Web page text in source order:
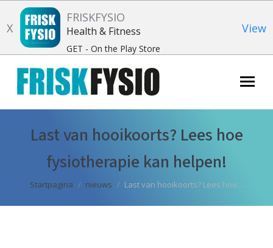
X
FRISKFYSIO
Health & Fitness
GET - On the Play Store
View
Last van hooikoorts? Lees hoe
fysiotherapie kan helpen!
Je bent hier:
Startpagina nieuws Last van hooikoorts? Lees hoe…